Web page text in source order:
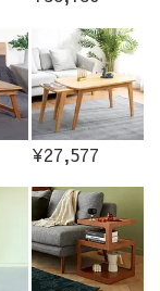
¥27,577